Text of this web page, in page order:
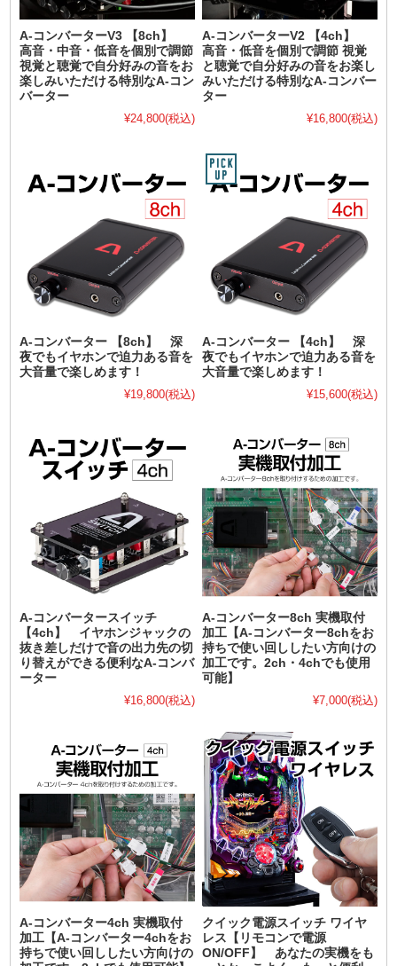
A-コンバーターV3 【8ch】
高音・中音・低音を個別で調節
視覚と聴覚で自分好みの音をお
楽しみいただける特別なA-コン
バーター
¥24,800(税込)
A-コンバーターV2 【4ch】
高音・低音を個別で調節 視覚
と聴覚で自分好みの音をお楽し
みいただける特別なA-コンバー
ター
¥16,800(税込)
A-コンバーター 【8ch】 深
夜でもイヤホンで迫力ある音を
大音量で楽しめます！
¥19,800(税込)
A-コンバーター 【4ch】 深
夜でもイヤホンで迫力ある音を
大音量で楽しめます！
¥15,600(税込)
A-コンバータースイッチ
【4ch】 イヤホンジャックの
抜き差しだけで音の出力先の切
り替えができる便利なA-コンバ
ーター
¥16,800(税込)
A-コンバーター8ch 実機取付
加工【A-コンバーター8chをお
持ちで使い回ししたい方向けの
加工です。2ch・4chでも使用
可能】
¥7,000(税込)
A-コンバーター4ch 実機取付
加工【A-コンバーター4chをお
持ちで使い回ししたい方向けの
クイック電源スイッチ ワイヤ
レス【リモコンで電源
ON/OFF】 あなたの実機をも